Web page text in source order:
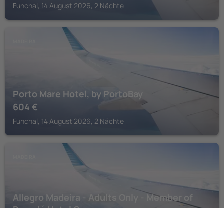
Funchal, 14 August 2026, 2 Nächte
Porto Mare Hotel, by PortoBay
604 €
Funchal, 14 August 2026, 2 Nächte
Allegro Madeira - Adults Only - Member of